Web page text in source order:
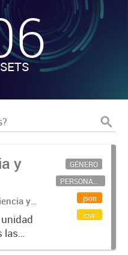
y
y
las
GÉNERO
PERSONAL CIENTÍFICO-TECNOLÓGICO
json
csv